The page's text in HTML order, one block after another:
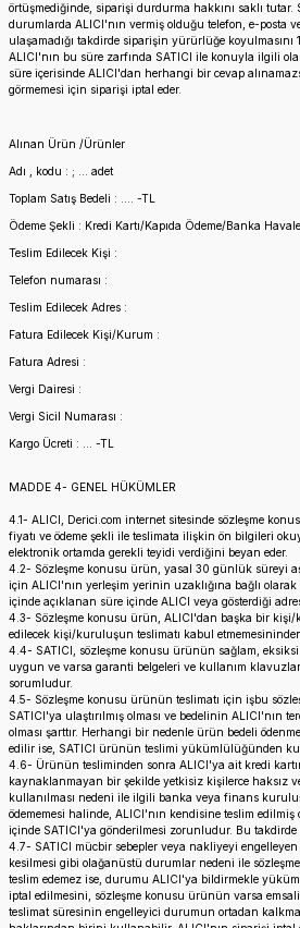
örtüşmediğinde, siparişi durdurma hakkını saklı tutar.
durumlarda ALICI'nın vermiş olduğu telefon, e-posta
ulaşamadığı takdirde siparişin yürürlüğe koyulmasını
ALICI'nın bu süre zarfında SATICI ile konuyla ilgili
süre içerisinde ALICI'dan herhangi bir cevap
görmemesi için siparişi iptal eder.
Alınan Ürün /Ürünler
Adı , kodu : ; … adet
Toplam Satış Bedeli : …. -TL
Ödeme Şekli : Kredi Kartı/Kapıda Ödeme/Banka
Teslim Edilecek Kişi :
Telefon numarası :
Teslim Edilecek Adres :
Fatura Edilecek Kişi/Kurum :
Fatura Adresi :
Vergi Dairesi :
Vergi Sicil Numarası :
Kargo Ücreti : … -TL
MADDE 4- GENEL HÜKÜMLER
4.1- ALICI, Derici.com internet sitesinde sözleşme
fiyatı ve ödeme şekli ile teslimata ilişkin ön bilgileri
elektronik ortamda gerekli teyidi verdiğini beyan eder.
4.2- Sözleşme konusu ürün, yasal 30 günlük süreyi
için ALICI'nın yerleşim yerinin uzaklığına bağlı
içinde açıklanan süre içinde ALICI veya gösterdiği
4.3- Sözleşme konusu ürün, ALICI'dan başka bir kişi/
edilecek kişi/kuruluşun teslimatı kabul
4.4- SATICI, sözleşme konusu ürünün sağlam,
uygun ve varsa garanti belgeleri ve kullanım
sorumludur.
4.5- Sözleşme konusu ürünün teslimatı için işbu
SATICI'ya ulaştırılmış olması ve bedelinin ALICI'nın
olması şarttır. Herhangi bir nedenle ürün bedeli
edilir ise, SATICI ürünün teslimi yükümlülüğünden
4.6- Ürünün tesliminden sonra ALICI'ya ait kredi
kaynaklanmayan bir şekilde yetkisiz kişilerce haksız
kullanılması nedeni ile ilgili banka veya finans
ödememesi halinde, ALICI'nın kendisine teslim
içinde SATICI'ya gönderilmesi zorunludur. Bu
4.7- SATICI mücbir sebepler veya nakliyeyi
kesilmesi gibi olağanüstü durumlar nedeni ile
teslim edemez ise, durumu ALICI'ya bildirmekle
iptal edilmesini, sözleşme konusu ürünün varsa
teslimat süresinin engelleyici durumun ortadan